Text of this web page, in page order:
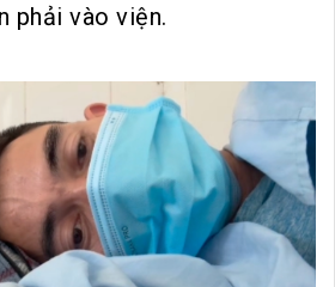
phải vào viện.